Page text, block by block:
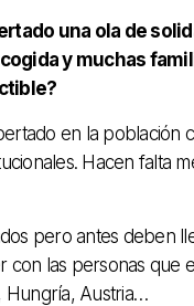
una ola de
y muchas
en la población
Hacen falta
pero antes deben
las personas que
Hungría, Austria…